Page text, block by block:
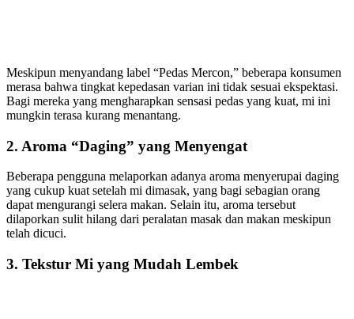
Meskipun menyandang label “Pedas Mercon,” beberapa konsumen
merasa bahwa tingkat kepedasan varian ini tidak sesuai ekspektasi.
Bagi mereka yang mengharapkan sensasi pedas yang kuat, mi ini
mungkin terasa kurang menantang.
2. Aroma “Daging” yang Menyengat
Beberapa pengguna melaporkan adanya aroma menyerupai daging
yang cukup kuat setelah mi dimasak, yang bagi sebagian orang
dapat mengurangi selera makan. Selain itu, aroma tersebut
dilaporkan sulit hilang dari peralatan masak dan makan meskipun
telah dicuci.
3. Tekstur Mi yang Mudah Lembek